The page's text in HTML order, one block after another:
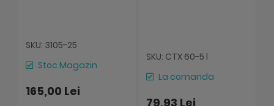
SKU: 3105-25
Stoc Magazin
165,00 Lei
SKU: CTX 60-5 l
La comanda
79,93 Lei